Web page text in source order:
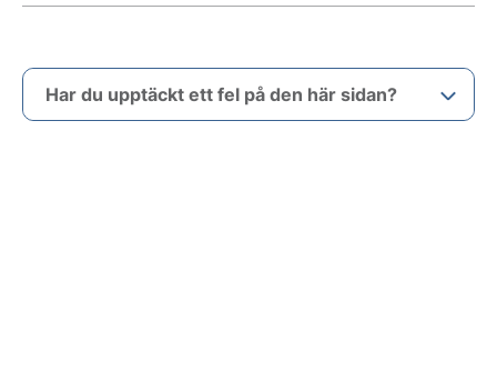
Har du upptäckt ett fel på den här sidan?